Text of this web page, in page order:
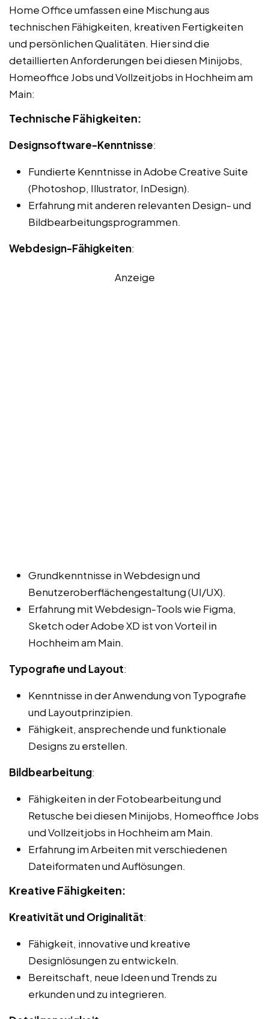
Home Office umfassen eine Mischung aus
technischen Fähigkeiten, kreativen Fertigkeiten
und persönlichen Qualitäten. Hier sind die
detaillierten Anforderungen bei diesen Minijobs,
Homeoffice Jobs und Vollzeitjobs in Hochheim am
Main:
Technische Fähigkeiten:
Designsoftware-Kenntnisse:
Fundierte Kenntnisse in Adobe Creative Suite
(Photoshop, Illustrator, InDesign).
Erfahrung mit anderen relevanten Design- und
Bildbearbeitungsprogrammen.
Webdesign-Fähigkeiten:
Anzeige
Grundkenntnisse in Webdesign und
Benutzeroberflächengestaltung (UI/UX).
Erfahrung mit Webdesign-Tools wie Figma,
Sketch oder Adobe XD ist von Vorteil in
Hochheim am Main.
Typografie und Layout:
Kenntnisse in der Anwendung von Typografie
und Layoutprinzipien.
Fähigkeit, ansprechende und funktionale
Designs zu erstellen.
Bildbearbeitung:
Fähigkeiten in der Fotobearbeitung und
Retusche bei diesen Minijobs, Homeoffice Jobs
und Vollzeitjobs in Hochheim am Main.
Erfahrung im Arbeiten mit verschiedenen
Dateiformaten und Auflösungen.
Kreative Fähigkeiten:
Kreativität und Originalität:
Fähigkeit, innovative und kreative
Designlösungen zu entwickeln.
Bereitschaft, neue Ideen und Trends zu
erkunden und zu integrieren.